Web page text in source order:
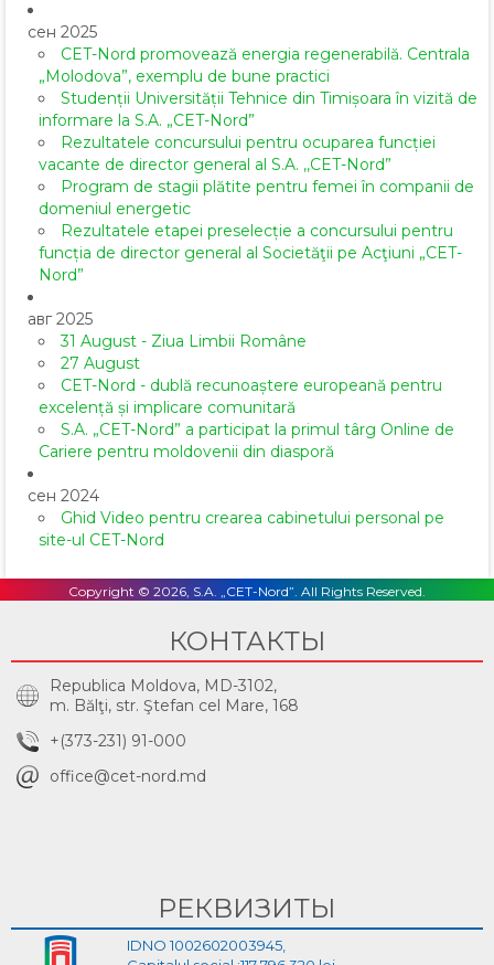
сен 2025
CET-Nord promovează energia regenerabilă. Centrala
„Molodova”, exemplu de bune practici
Studenții Universității Tehnice din Timișoara în vizită de
informare la S.A. „CET-Nord”
Rezultatele concursului pentru ocuparea funcției
vacante de director general al S.A. ,,CET-Nord”
Program de stagii plătite pentru femei în companii de
domeniul energetic
Rezultatele etapei preselecție a concursului pentru
funcția de director general al Societăţii pe Acţiuni „CET-
Nord”
авг 2025
31 August - Ziua Limbii Române
27 August
CET-Nord - dublă recunoaștere europeană pentru
excelență și implicare comunitară
S.A. „CET-Nord” a participat la primul târg Online de
Cariere pentru moldovenii din diasporă
сен 2024
Ghid Video pentru crearea cabinetului personal pe
site-ul CET-Nord
Copyright © 2026, S.A. „CET-Nord”. All Rights Reserved.
КОНТАКТЫ
Republica Moldova, MD-3102,
m. Bălţi, str. Ştefan cel Mare, 168
+(373-231) 91-000
office@cet-nord.md
РЕКВИЗИТЫ
IDNO 1002602003945,